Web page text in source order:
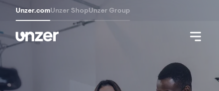
Unzer.comUnzer ShopUnzer Group